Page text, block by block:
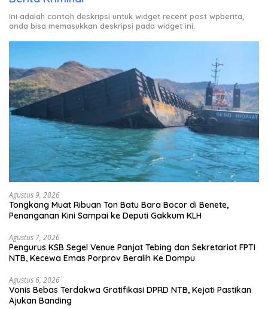
Ini adalah contoh deskripsi untuk widget recent post wpberita,
anda bisa memasukkan deskripsi pada widget ini.
Agustus 9, 2026
Tongkang Muat Ribuan Ton Batu Bara Bocor di Benete,
Penanganan Kini Sampai ke Deputi Gakkum KLH
Agustus 7, 2026
Pengurus KSB Segel Venue Panjat Tebing dan Sekretariat FPTI
NTB, Kecewa Emas Porprov Beralih Ke Dompu
Agustus 6, 2026
Vonis Bebas Terdakwa Gratifikasi DPRD NTB, Kejati Pastikan
Ajukan Banding